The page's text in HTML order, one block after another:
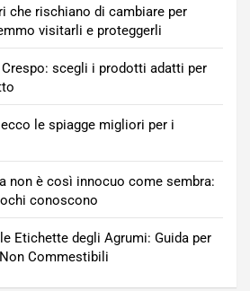
che rischiano di cambiare per
visitarli e proteggerli
scegli i prodotti adatti per
le spiagge migliori per i
non è così innocuo come sembra:
conoscono
Etichette degli Agrumi: Guida per
Commestibili